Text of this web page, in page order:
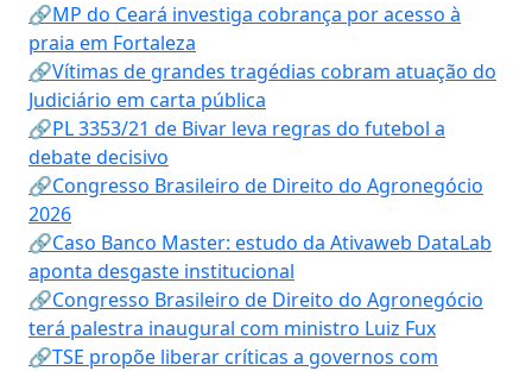
🔗MP do Ceará investiga cobrança por acesso à
praia em Fortaleza
🔗Vítimas de grandes tragédias cobram atuação do
Judiciário em carta pública
🔗PL 3353/21 de Bivar leva regras do futebol a
debate decisivo
🔗Congresso Brasileiro de Direito do Agronegócio
2026
🔗Caso Banco Master: estudo da Ativaweb DataLab
aponta desgaste institucional
🔗Congresso Brasileiro de Direito do Agronegócio
terá palestra inaugural com ministro Luiz Fux
🔗TSE propõe liberar críticas a governos com